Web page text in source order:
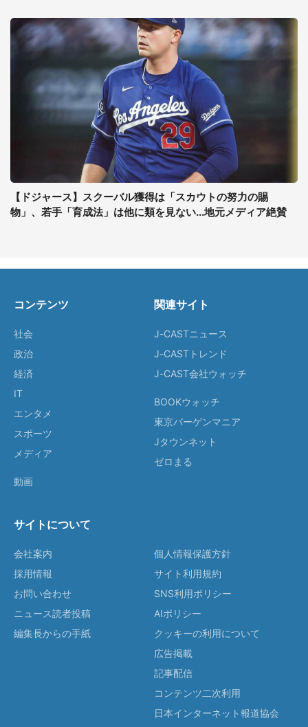
【ドジャース】スクーバル獲得は「スカウトの努力の賜
物」、若手「育成法」は他に類を見ない...地元メディア絶賛
コンテンツ
社会
政治
経済
IT
エンタメ
スポーツ
メディア
動画
関連サイト
J-CASTニュース
J-CASTトレンド
J-CAST会社ウォッチ
BOOKウォッチ
東京バーゲンマニア
Jタウンネット
ゼロまる
サイトについて
会社案内
採用情報
お問い合わせ
ニュース読者投稿
編集長からの手紙
個人情報保護方針
サイト利用規約
SNS利用ポリシー
AIポリシー
クッキーの利用について
広告掲載
記事配信
コンテンツ二次利用
日本インターネット報道協会